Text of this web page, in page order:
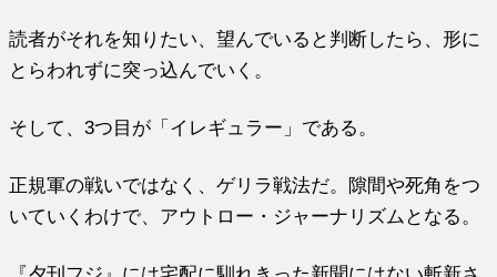
読者がそれを知りたい、望んでいると判断したら、形に
とらわれずに突っ込んでいく。
そして、3つ目が「イレギュラー」である。
正規軍の戦いではなく、ゲリラ戦法だ。隙間や死角をつ
いていくわけで、アウトロー・ジャーナリズムとなる。